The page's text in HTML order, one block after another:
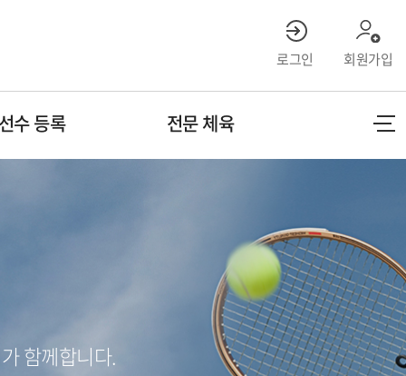
로그인 회원가입
선수 등록 전문 체육
함께합니다.